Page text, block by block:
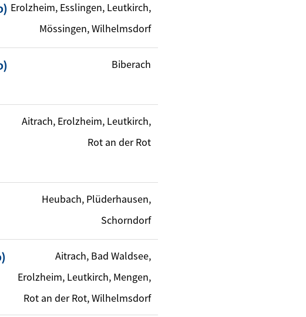
Erolzheim, Esslingen, Leutkirch,
Mössingen, Wilhelmsdorf
Biberach
Aitrach, Erolzheim, Leutkirch,
Rot an der Rot
Heubach, Plüderhausen,
Schorndorf
Aitrach, Bad Waldsee,
Erolzheim, Leutkirch, Mengen,
Rot an der Rot, Wilhelmsdorf